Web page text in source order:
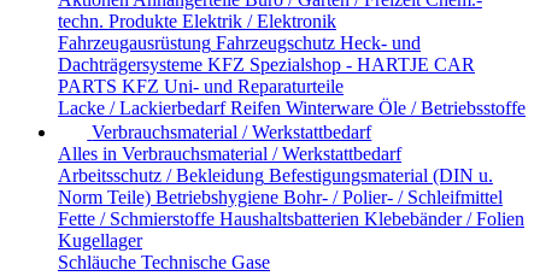
techn. Produkte Elektrik / Elektronik
Fahrzeugausrüstung Fahrzeugschutz Heck- und
Dachträgersysteme KFZ Spezialshop - HARTJE CAR
PARTS KFZ Uni- und Reparaturteile
Lacke / Lackierbedarf Reifen Winterware Öle / Betriebsstoffe
Verbrauchsmaterial / Werkstattbedarf
Alles in Verbrauchsmaterial / Werkstattbedarf
Arbeitsschutz / Bekleidung Befestigungsmaterial (DIN u.
Norm Teile) Betriebshygiene Bohr- / Polier- / Schleifmittel
Fette / Schmierstoffe Haushaltsbatterien Klebebänder / Folien
Kugellager
Schläuche Technische Gase